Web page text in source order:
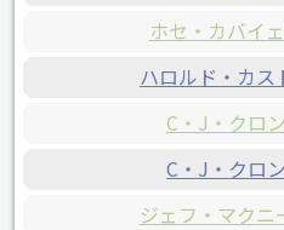
ホセ・カバイ
ハロルド・カス
C・J・クロン
C・J・クロン
ジェフ・マクニ